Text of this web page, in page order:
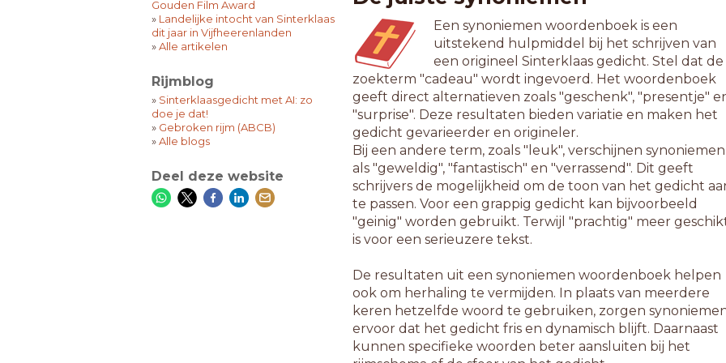
Gouden Film Award
» Landelijke intocht van Sinterklaas
dit jaar in Vijfheerenlanden
»Alle artikelen
Rijmblog
» Sinterklaasgedicht met AI: zo
doe je dat!
» Gebroken rijm (ABCB)
»Alle blogs
Deel deze website
Een synoniemen woordenboek is een
uitstekend hulpmiddel bij het schrijven van
een origineel Sinterklaas gedicht. Stel dat de
zoekterm "cadeau" wordt ingevoerd. Het woordenboek
geeft direct alternatieven zoals "geschenk", "presentje"
"surprise". Deze resultaten bieden variatie en maken het
gedicht gevarieerder en origineler.
Bij een andere term, zoals "leuk", verschijnen synoniemen
als "geweldig", "fantastisch" en "verrassend". Dit geeft
schrijvers de mogelijkheid om de toon van het gedicht
te passen. Voor een grappig gedicht kan bijvoorbeeld
"geinig" worden gebruikt. Terwijl "prachtig" meer
is voor een serieuzere tekst.
De resultaten uit een synoniemen woordenboek helpen
ook om herhaling te vermijden. In plaats van meerdere
keren hetzelfde woord te gebruiken, zorgen
ervoor dat het gedicht fris en dynamisch blijft. Daarnaast
kunnen specifieke woorden beter aansluiten bij het